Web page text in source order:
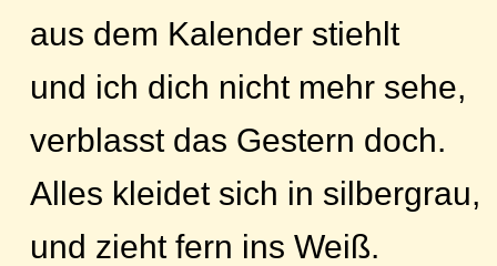
aus dem Kalender stiehlt
und ich dich nicht mehr sehe,
verblasst das Gestern doch.
Alles kleidet sich in silbergrau,
und zieht fern ins Weiß.